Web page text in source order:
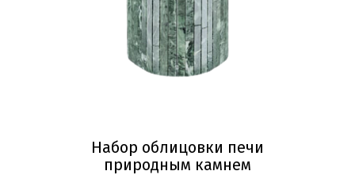
Набор облицовки печи
природным камнем